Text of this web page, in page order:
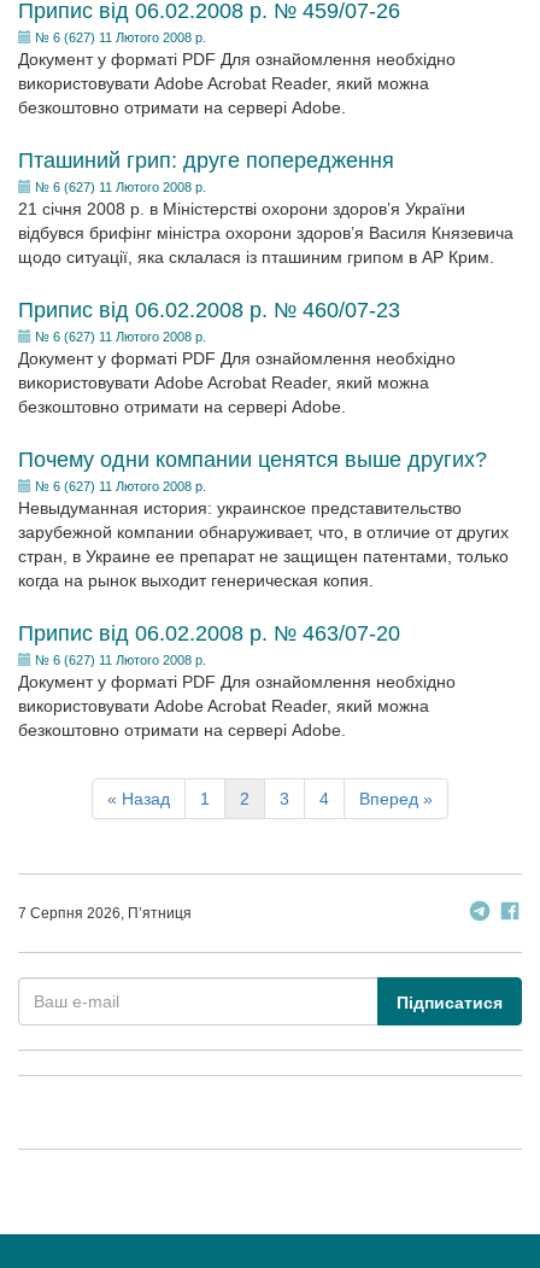
Припис від 06.02.2008 р. № 459/07-26
№ 6 (627) 11 Лютого 2008 р.
Документ у форматі PDF Для ознайомлення необхідно
використовувати Adobe Acrobat Reader, який можна
безкоштовно отримати на сервері Adobe.
Пташиний грип: друге попередження
№ 6 (627) 11 Лютого 2008 р.
21 січня 2008 р. в Міністерстві охорони здоров’я України
відбувся брифінг міністра охорони здоров’я Василя Князевича
щодо ситуації, яка склалася із пташиним грипом в АР Крим.
Припис від 06.02.2008 р. № 460/07-23
№ 6 (627) 11 Лютого 2008 р.
Документ у форматі PDF Для ознайомлення необхідно
використовувати Adobe Acrobat Reader, який можна
безкоштовно отримати на сервері Adobe.
Почему одни компании ценятся выше других?
№ 6 (627) 11 Лютого 2008 р.
Невыдуманная история: украинское представительство
зарубежной компании обнаруживает, что, в отличие от других
стран, в Украине ее препарат не защищен патентами, только
когда на рынок выходит генерическая копия.
Припис від 06.02.2008 р. № 463/07-20
№ 6 (627) 11 Лютого 2008 р.
Документ у форматі PDF Для ознайомлення необхідно
використовувати Adobe Acrobat Reader, який можна
безкоштовно отримати на сервері Adobe.
« Назад 1 2 3 4 Вперед »
7 Серпня 2026, П’ятниця
Підписатися